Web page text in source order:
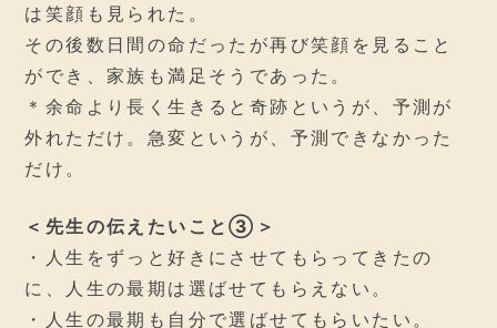
は笑顔も見られた。
その後数日間の命だったが再び笑顔を見ること
ができ、家族も満足そうであった。
＊余命より長く生きると奇跡というが、予測が
外れただけ。急変というが、予測できなかった
だけ。
＜先生の伝えたいこと③＞
・人生をずっと好きにさせてもらってきたの
に、人生の最期は選ばせてもらえない。
・人生の最期も自分で選ばせてもらいたい。